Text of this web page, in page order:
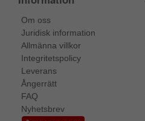
Om oss
Juridisk information
Allmänna villkor
Integritetspolicy
Leverans
Ångerrätt
FAQ
Nyhetsbrev